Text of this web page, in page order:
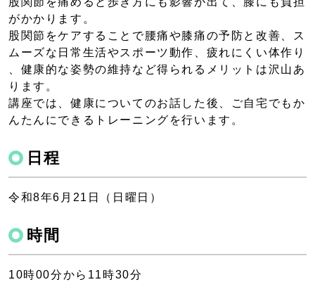
がかかります。
股関節をケアすることで腰痛や膝痛の予防と改善、ス
ムーズな日常生活やスポーツ動作、疲れにくい体作り
、健康的な姿勢の維持など得られるメリットは沢山あ
ります。
講座では、健康についてのお話した後、ご自宅でもか
んたんにできるトレーニングを行います。
日程
令和8年6月21日（日曜日）
時間
10時00分から11時30分